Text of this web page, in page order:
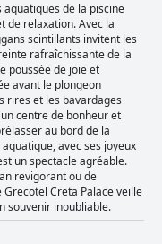
aquatiques de la piscine
de relaxation. Avec la
scintillants invitent les
rafraîchissante de la
poussée de joie et
avant le plongeon
rires et les bavardages
centre de bonheur et
au bord de la
avec ses joyeux
un spectacle agréable.
revigorant ou de
Creta Palace veille
souvenir inoubliable.